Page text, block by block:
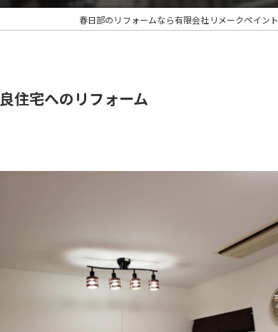
春日部のリフォームなら有限会社リメークペイント
住宅へのリフォーム